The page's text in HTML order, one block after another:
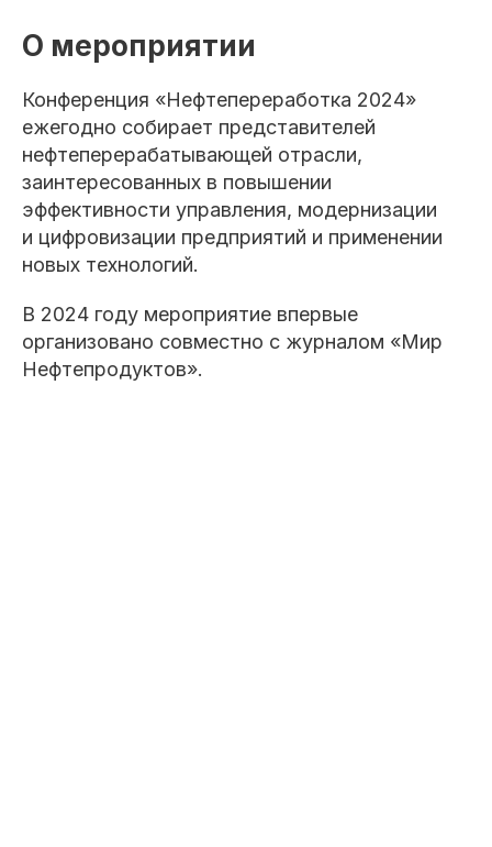
О мероприятии
Конференция «Нефтепереработка 2024»
ежегодно собирает представителей
нефтеперерабатывающей отрасли,
заинтересованных в повышении
эффективности управления, модернизации
и цифровизации предприятий и применении
новых технологий.
В 2024 году мероприятие впервые
организовано совместно с журналом «Мир
Нефтепродуктов».